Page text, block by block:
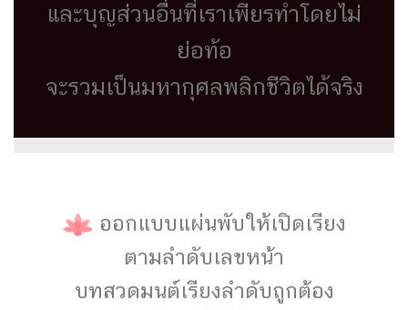
และบุญส่วนอื่นที่เราเพียรทำโดยไม่
ย่อท้อ
จะรวมเป็นมหากุศลพลิกชีวิตได้จริง
ออกแบบแผ่นพับให้เปิดเรียง
ตามลำดับเลขหน้า
บทสวดมนต์เรียงลำดับถูกต้อง